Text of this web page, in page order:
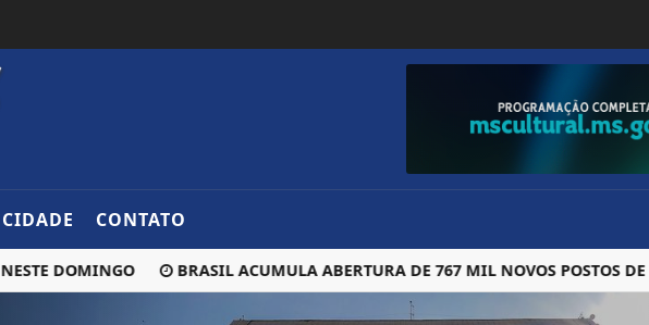
CIDADE CONTATO
DOMINGO BRASIL ACUMULA ABERTURA DE 767 MIL NOVOS POSTOS DE